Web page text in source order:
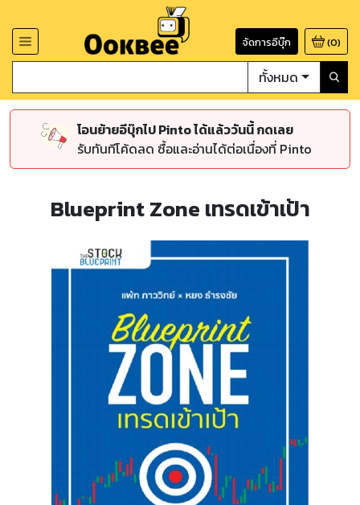
จัดการอีบุ๊ก (0)
ทั้งหมด
โอนย้ายอีบุ๊กไป Pinto ได้แล้ววันนี้ กดเลย
รับทันทีโค้ดลด ซื้อและอ่านได้ต่อเนื่องที่ Pinto
Blueprint Zone เทรดเข้าเป้า